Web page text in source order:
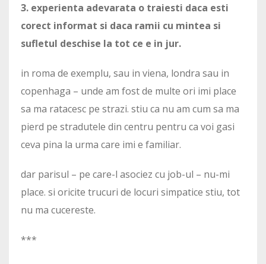
3. experienta adevarata o traiesti daca esti
corect informat si daca ramii cu mintea si
sufletul deschise la tot ce e in jur.
in roma de exemplu, sau in viena, londra sau in
copenhaga – unde am fost de multe ori imi place
sa ma ratacesc pe strazi. stiu ca nu am cum sa ma
pierd pe stradutele din centru pentru ca voi gasi
ceva pina la urma care imi e familiar.
dar parisul – pe care-l asociez cu job-ul – nu-mi
place. si oricite trucuri de locuri simpatice stiu, tot
nu ma cucereste.
***